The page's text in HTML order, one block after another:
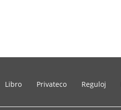
Libro Privateco Reguloj